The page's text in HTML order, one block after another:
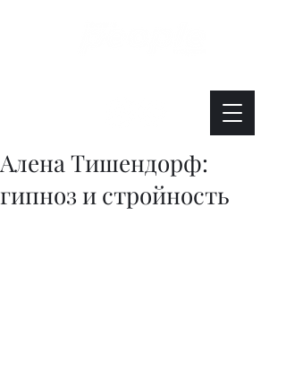
Алена Тишендорф:
гипноз и стройность